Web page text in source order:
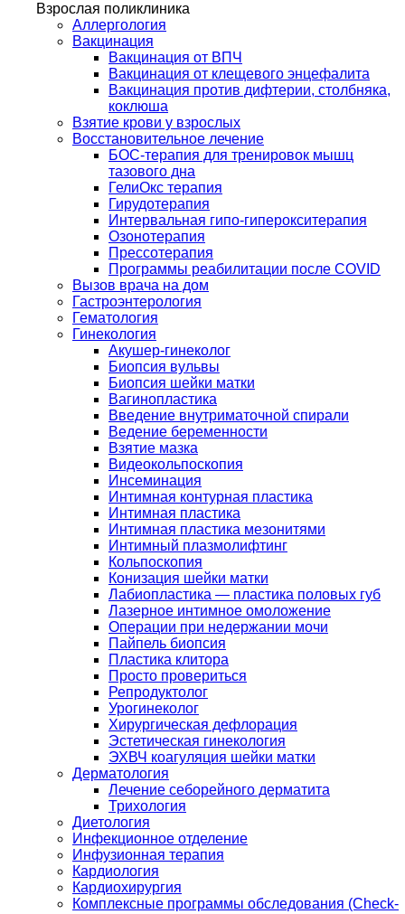
Взрослая поликлиника
Аллергология
Вакцинация
Вакцинация от ВПЧ
Вакцинация от клещевого энцефалита
Вакцинация против дифтерии, столбняка,
коклюша
Взятие крови у взрослых
Восстановительное лечение
БОС-терапия для тренировок мышц
тазового дна
ГелиОкс терапия
Гирудотерапия
Интервальная гипо-гиперокситерапия
Озонотерапия
Прессотерапия
Программы реабилитации после СOVID
Вызов врача на дом
Гастроэнтерология
Гематология
Гинекология
Акушер-гинеколог
Биопсия вульвы
Биопсия шейки матки
Вагинопластика
Введение внутриматочной спирали
Ведение беременности
Взятие мазка
Видеокольпоскопия
Инсеминация
Интимная контурная пластика
Интимная пластика
Интимная пластика мезонитями
Интимный плазмолифтинг
Кольпоскопия
Конизация шейки матки
Лабиопластика — пластика половых губ
Лазерное интимное омоложение
Операции при недержании мочи
Пайпель биопсия
Пластика клитора
Просто провериться
Репродуктолог
Урогинеколог
Хирургическая дефлорация
Эстетическая гинекология
ЭХВЧ коагуляция шейки матки
Дерматология
Лечение себорейного дерматита
Трихология
Диетология
Инфекционное отделение
Инфузионная терапия
Кардиология
Кардиохирургия
Комплексные программы обследования (Check-